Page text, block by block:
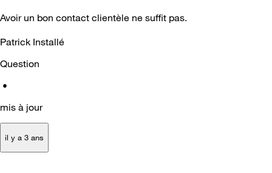
Avoir un bon contact clientèle ne suffit pas.
Patrick Installé
Question
•
mis à jour
il y a 3 ans